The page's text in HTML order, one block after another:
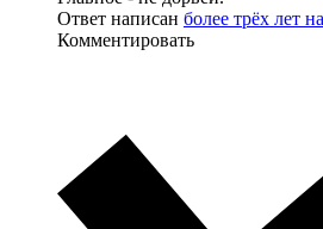
Ответ написан более трёх лет
Комментировать